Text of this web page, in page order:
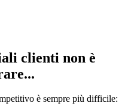
clienti non è
è sempre più difficile: